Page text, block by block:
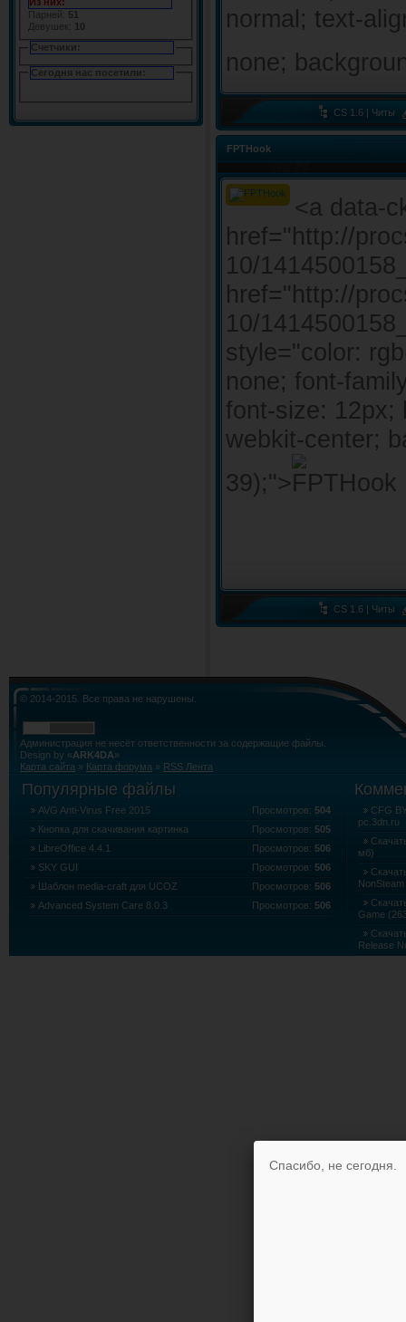
Парней: 51
Девушек:
10
Счетчики:
Сегодня нас посетили:
normal; text-
none;
CS 1.6 | Читы
FPTHook
<a data-
href="http://
10/
href="http://
10/
style="color:
none; font-
font-size: 12px;
webkit-center;
39);">
CS 1.6 | Читы
© 2014-2015. Все права не нарушены.
Администрация не несёт ответственности за содержащие файлы.
Design by «ARK4DA»
Карта сайта » Карта форума » RSS Лента
Популярные файлы
Просмотров: 504
AVG Anti-Virus Free 2015
Просмотров: 505
Кнопка для скачивания картинка
Просмотров: 506
LibreOffice 4.4.1
Просмотров: 506
SKY GUI
Просмотров: 506
Шаблон media-craft для UCOZ
Просмотров: 506
Advanced System Care 8.0.3
CFG
pc.3dn.ru
мб)
Game
Release
Спасибо, не сегодня.